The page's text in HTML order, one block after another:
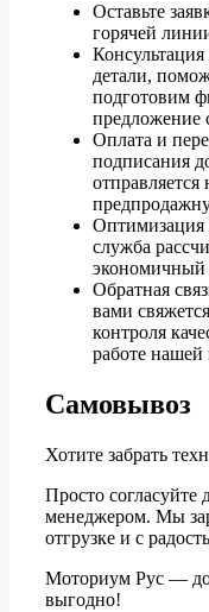
Оставьте
горячей
детали,
подготовим
предложение
Оплата и
подписания
отправляется
Оптимизация
служба
экономичный
Обратная
вами
контроля
работе
Самовывоз
Хотите забрать
Просто согласуйте
менеджером. Мы
отгрузке и с
Моториум Рус —
выгодно!